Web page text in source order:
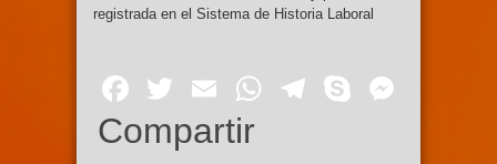
registrada en el Sistema de Historia Laboral
Facebook
Twitter
EmailWhatsApp
Telegram
Skype
Compartir